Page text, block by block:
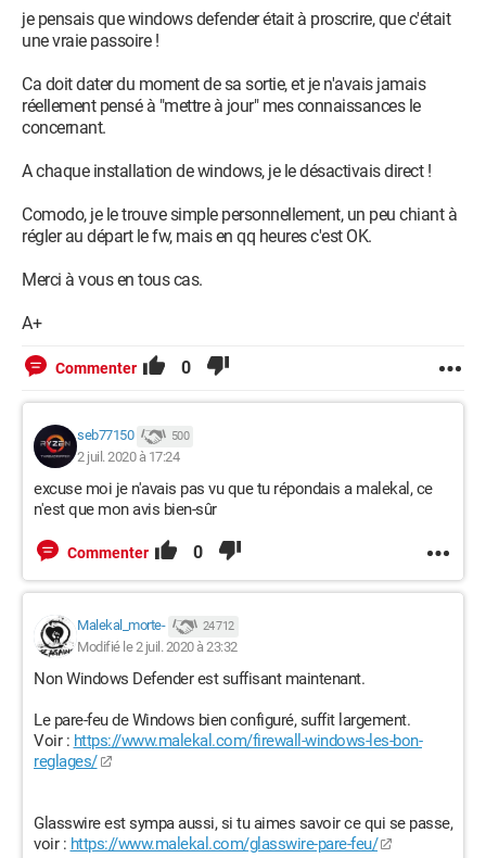
je pensais que windows defender était à proscrire, que c'était
une vraie passoire !
Ca doit dater du moment de sa sortie, et je n'avais jamais
réellement pensé à "mettre à jour" mes connaissances le
concernant.
A chaque installation de windows, je le désactivais direct !
Comodo, je le trouve simple personnellement, un peu chiant à
régler au départ le fw, mais en qq heures c'est OK.
Merci à vous en tous cas.
A+
Commenter 0
seb77150 500
2 juil. 2020 à 17:24
excuse moi je n'avais pas vu que tu répondais a malekal, ce
n'est que mon avis bien-sûr
Commenter 0
Malekal_morte- 24 712
Modifié le 2 juil. 2020 à 23:32
Non Windows Defender est suffisant maintenant.
Le pare-feu de Windows bien configuré, suffit largement.
Voir : https://www.malekal.com/firewall-windows-les-bon-
reglages/
Glasswire est sympa aussi, si tu aimes savoir ce qui se passe,
voir : https://www.malekal.com/glasswire-pare-feu/